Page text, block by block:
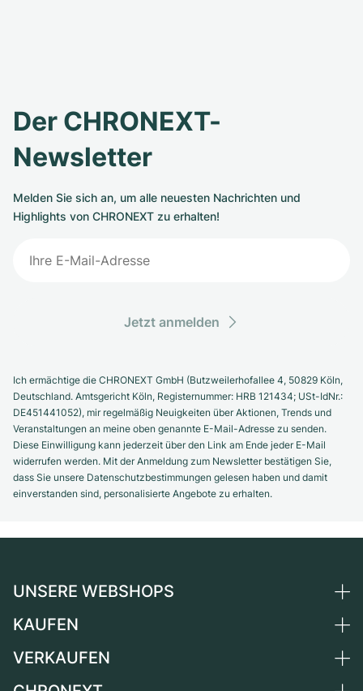
Der CHRONEXT-
Newsletter
Melden Sie sich an, um alle neuesten Nachrichten und
Highlights von CHRONEXT zu erhalten!
Jetzt anmelden
Ich ermächtige die CHRONEXT GmbH (Butzweilerhofallee 4, 50829 Köln,
Deutschland. Amtsgericht Köln, Registernummer: HRB 121434; USt-IdNr.:
DE451441052), mir regelmäßig Neuigkeiten über Aktionen, Trends und
Veranstaltungen an meine oben genannte E-Mail-Adresse zu senden.
Diese Einwilligung kann jederzeit über den Link am Ende jeder E-Mail
widerrufen werden. Mit der Anmeldung zum Newsletter bestätigen Sie,
dass Sie unsere Datenschutzbestimmungen gelesen haben und damit
einverstanden sind, personalisierte Angebote zu erhalten.
UNSERE WEBSHOPS
Deutschland
KAUFEN
Alle Luxusuhren
VERKAUFEN